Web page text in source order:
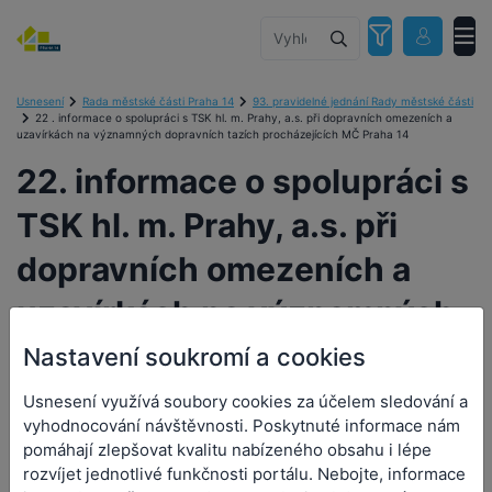
Usnesení Rada městské části Praha 14
93. pravidelné jednání Rady městské části
22 . informace o spolupráci s TSK hl. m. Prahy, a.s. při dopravních omezeních a
uzavírkách na významných dopravních tazích procházejících MČ Praha 14
22. informace o spolupráci s
TSK hl. m. Prahy, a.s. při
dopravních omezeních a
uzavírkách na významných
dopravních tazích
procházejících MČ Praha 14
Nastavení soukromí a cookies
Usnesení využívá soubory cookies za účelem sledování a
vyhodnocování návštěvnosti. Poskytnuté informace nám
pomáhají zlepšovat kvalitu nabízeného obsahu i lépe
rozvíjet jednotlivé funkčnosti portálu. Nebojte, informace